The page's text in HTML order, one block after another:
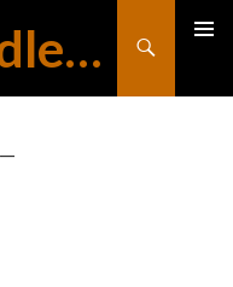
Julián Schvindlerman